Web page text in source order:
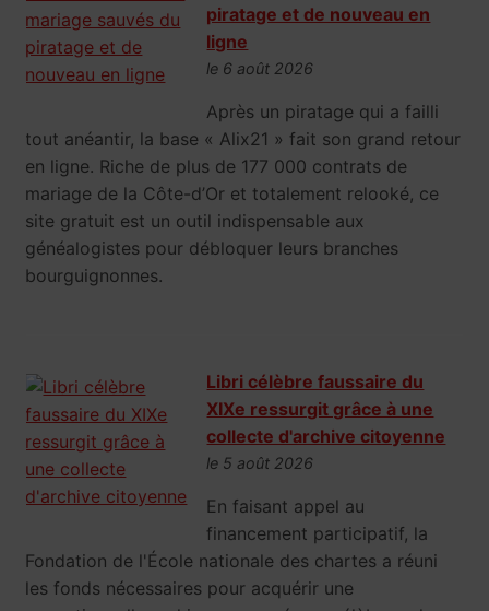
piratage et de nouveau en
ligne
le 6 août 2026
Après un piratage qui a failli
tout anéantir, la base « Alix21 » fait son grand retour
en ligne. Riche de plus de 177 000 contrats de
mariage de la Côte-d’Or et totalement relooké, ce
site gratuit est un outil indispensable aux
généalogistes pour débloquer leurs branches
bourguignonnes.
Libri célèbre faussaire du
XIXe ressurgit grâce à une
collecte d'archive citoyenne
le 5 août 2026
En faisant appel au
financement participatif, la
Fondation de l'École nationale des chartes a réuni
les fonds nécessaires pour acquérir une